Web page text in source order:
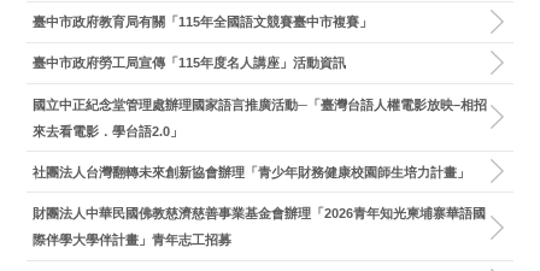
臺中市政府教育局有關「115年全國語文競賽臺中市複賽」
臺中市政府勞工局宣傳「115年度名人講座」活動資訊
國立中正紀念堂管理處辦理國家語言推廣活動─「臺灣台語人權電影放映–相招
來去看電影．學台語2.0」
社團法人台灣翻轉未來創新協會辦理「青少年財務健康校園師生培力計畫」
財團法人中華民國佛教慈濟慈善事業基金會辦理「2026青年知光柬埔寨華語國
際伴學大學伴計畫」青年志工招募